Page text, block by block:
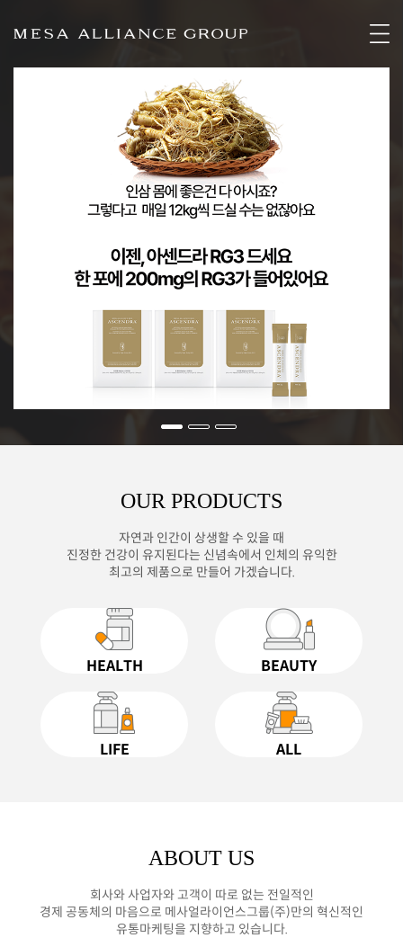
OUR PRODUCTS
자연과 인간이 상생할 수 있을 때
진정한 건강이 유지된다는 신념속에서 인체의 유익한
최고의 제품으로 만들어 가겠습니다.
HEALTH BEAUTY
LIFE ALL
ABOUT US
회사와 사업자와 고객이 따로 없는 전일적인
경제 공동체의 마음으로 메사얼라이언스그룹(주)만의 혁신적인
유통마케팅을 지향하고 있습니다.